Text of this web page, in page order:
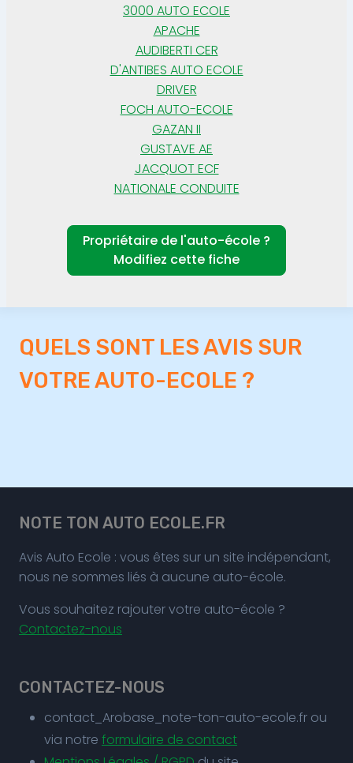
3000 AUTO ECOLE
APACHE
AUDIBERTI CER
D'ANTIBES AUTO ECOLE
DRIVER
FOCH AUTO-ECOLE
GAZAN II
GUSTAVE AE
JACQUOT ECF
NATIONALE CONDUITE
Propriétaire de l'auto-école ?
Modifiez cette fiche
QUELS SONT LES AVIS SUR
VOTRE AUTO-ECOLE ?
NOTE TON AUTO ECOLE.FR
Avis Auto Ecole : vous êtes sur un site indépendant,
nous ne sommes liés à aucune auto-école.
Vous souhaitez rajouter votre auto-école ?
Contactez-nous
CONTACTEZ-NOUS
contact_Arobase_note-ton-auto-ecole.fr ou
via notre formulaire de contact